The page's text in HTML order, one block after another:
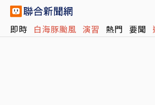
即時 白海豚颱風 演習 熱門 要聞